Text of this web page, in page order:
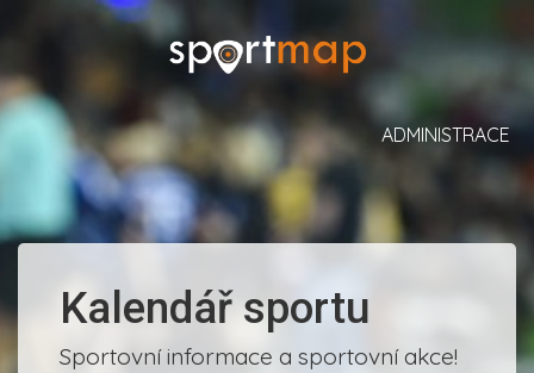
ADMINISTRACE
Kalendář sportu
Sportovní informace a sportovní akce!